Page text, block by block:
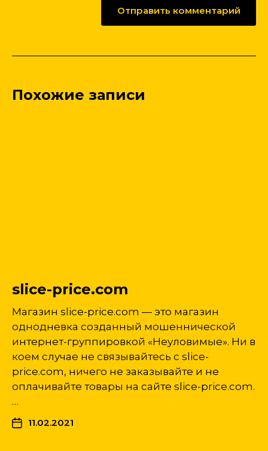
Похожие записи
slice-price.com
Магазин slice-price.com — это магазин
однодневка созданный мошеннической
интернет-группировкой «Неуловимые». Ни в
коем случае не связывайтесь с slice-
price.com, ничего не заказывайте и не
оплачивайте товары на сайте slice-price.com.
…
11.02.2021